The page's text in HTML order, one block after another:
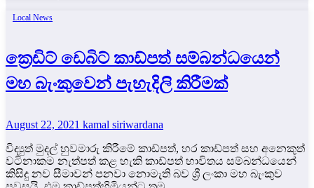
Local News
ක්‍රෙඩිට් ඩෙබිට් කාඩ්පත් සම්බන්ධයෙන්
මහ බැංකුවෙන් පැහැදිලි කිරීමක්
August 22, 2021 kamal siriwardana
විද්‍යුත් මුදල් හුවමාරු කිරීමේ කාඩ්පත්, හර කාඩ්පත් සහ අනෙකුත්
වටිනාකම නැත්පත් කළ හැකි කාඩ්පත් භාවිතය සම්බන්ධයෙන්
කිසිදු නව සීමාවන් පනවා නොමැති බව ශ්‍රී ලංකා මහ බැංකුව